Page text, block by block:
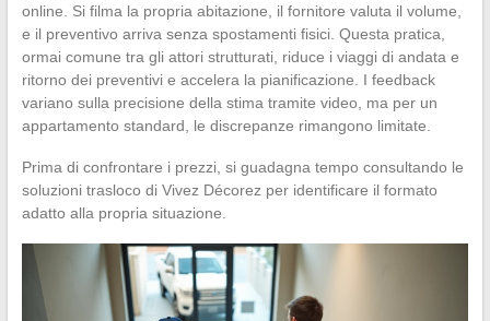
online. Si filma la propria abitazione, il fornitore valuta il volume,
e il preventivo arriva senza spostamenti fisici. Questa pratica,
ormai comune tra gli attori strutturati, riduce i viaggi di andata e
ritorno dei preventivi e accelera la pianificazione. I feedback
variano sulla precisione della stima tramite video, ma per un
appartamento standard, le discrepanze rimangono limitate.
Prima di confrontare i prezzi, si guadagna tempo consultando le
soluzioni trasloco di Vivez Décorez per identificare il formato
adatto alla propria situazione.